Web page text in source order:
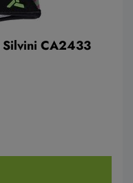
Silvini CA2433